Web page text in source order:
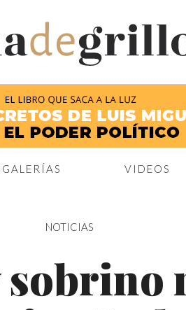
VIDEOS
NOTICIAS
sobrino